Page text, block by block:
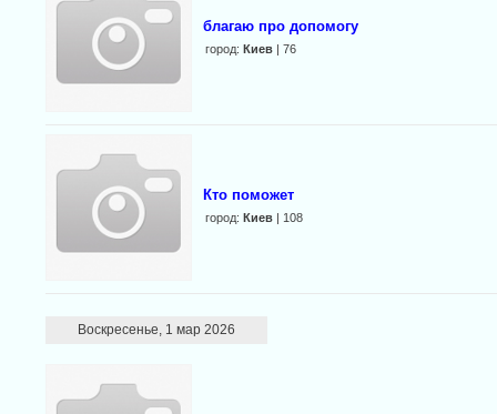
благаю про допомогу
город: Киев| 76
Кто поможет
город: Киев| 108
Воскресенье, 1 мар 2026